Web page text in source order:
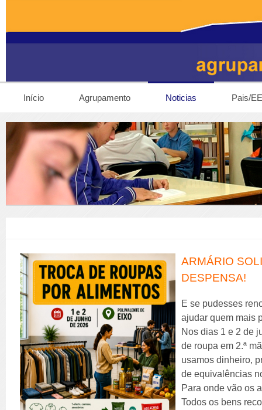
Início Agrupamento Noticias Pais/EE
ARMÁRIO
DESPENSA!
E se pudesses
ajudar quem mais
Nos dias 1 e 2 de
de roupa em 2.ª
usamos dinheiro,
de equivalências
Para onde vão os
Todos os bens